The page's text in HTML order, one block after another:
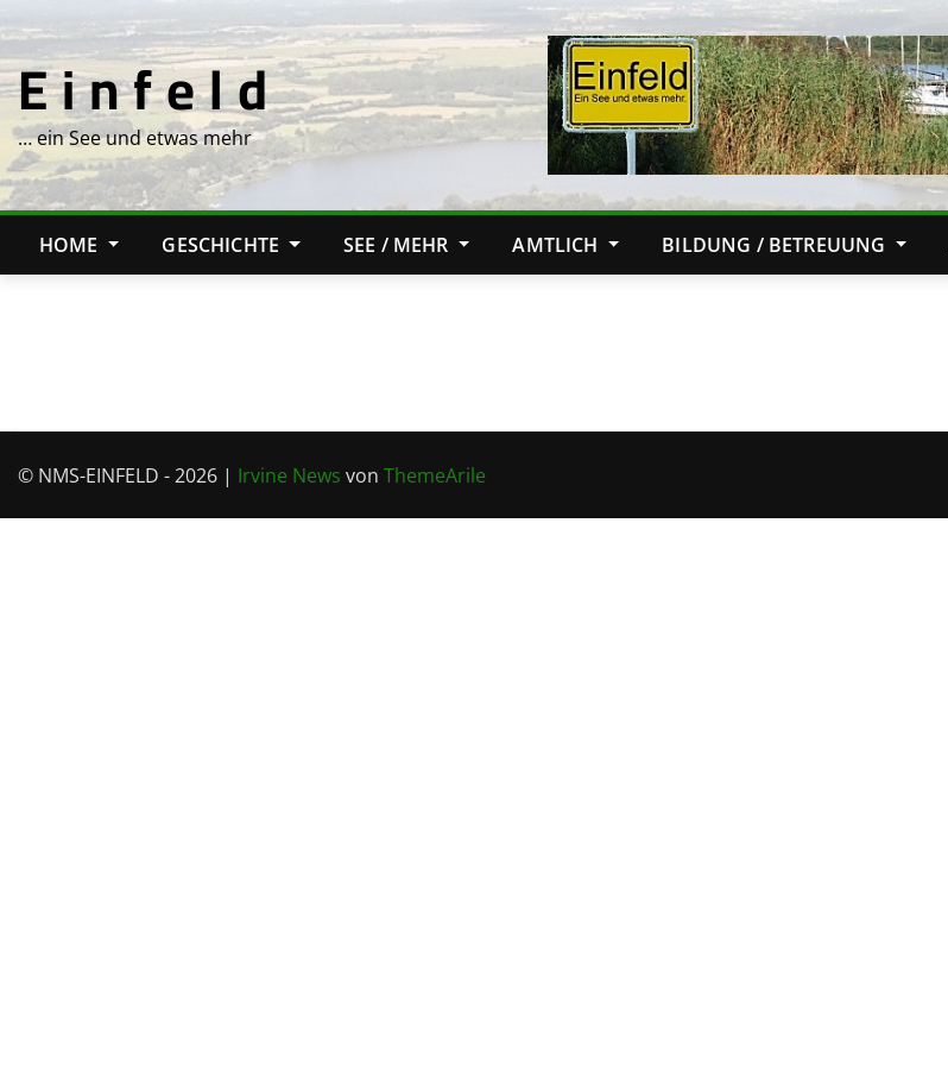
to
content
E i n f e l d
… ein See und etwas mehr
HOME GESCHICHTE SEE / MEHR AMTLICH BILDUNG / BETREUUNG
© NMS-EINFELD - 2026 | Irvine News von ThemeArile